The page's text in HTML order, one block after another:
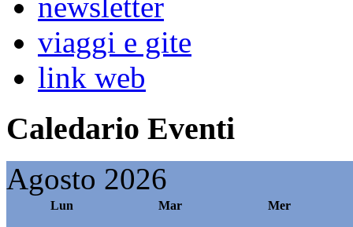
viaggi e gite
link web
Caledario Eventi
Agosto 2026
Lun Mar Mer